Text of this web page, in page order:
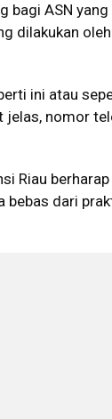
bagi ASN
dilakukan
ini atau
jelas, nomor
Riau
dari